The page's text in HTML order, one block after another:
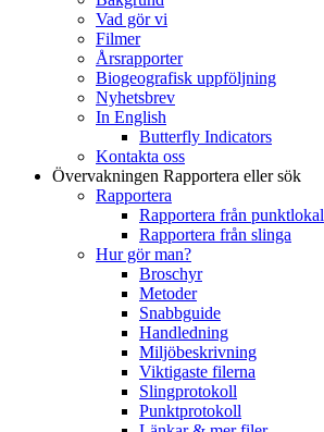
Vad gör vi
Filmer
Årsrapporter
Biogeografisk uppföljning
Nyhetsbrev
In English
Butterfly Indicators
Kontakta oss
Övervakningen Rapportera eller sök
Rapportera
Rapportera från punktlokal
Rapportera från slinga
Hur gör man?
Broschyr
Metoder
Snabbguide
Handledning
Miljöbeskrivning
Viktigaste filerna
Slingprotokoll
Punktprotokoll